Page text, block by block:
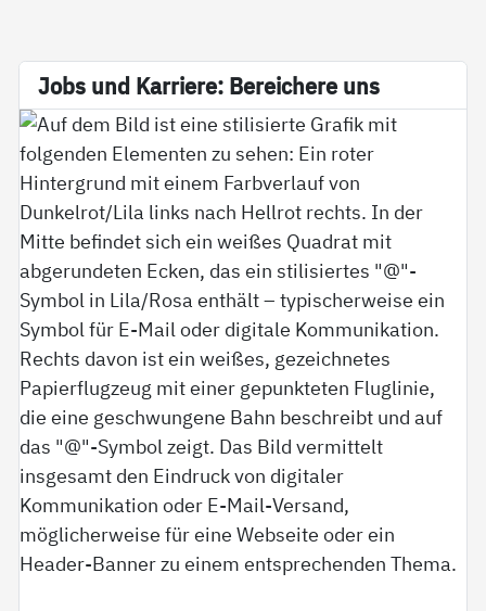
Jobs und Kar­rie­re: Be­rei­che­re uns